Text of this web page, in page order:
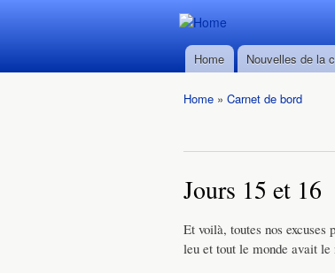
Durban ->
Walvis Bay
au
Durban ->
Walvis Bay
du 28/02
au
Main menu
Home Nouvelles de la
Home » Carnet de bord
Jours 15 et 16
Et voilà, toutes nos excuses
leu et tout le monde avait le